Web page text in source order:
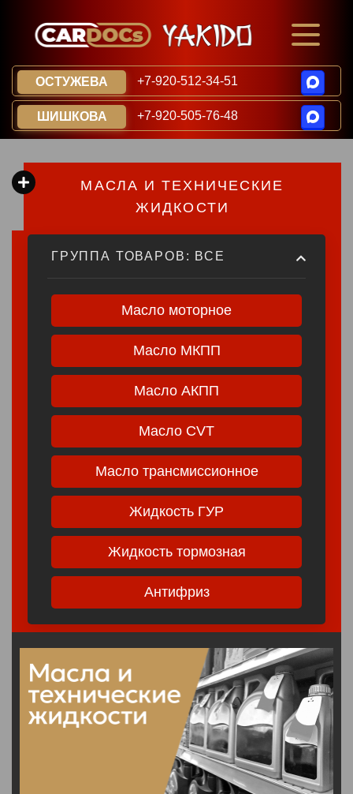
ОСТУЖЕВА +7-920-512-34-51
ШИШКОВА +7-920-505-76-48
МАСЛА И ТЕХНИЧЕСКИЕ
ЖИДКОСТИ​​​​
ГРУППА ТОВАРОВ: ВСЕ
Масло моторное
Масло МКПП
Масло АКПП
Масло CVT
Масло трансмиссионное
Жидкость ГУР
Жидкость тормозная
Антифриз